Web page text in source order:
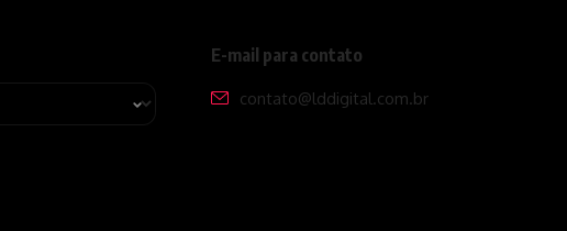
E-mail para contato
contato@lddigital.com.br